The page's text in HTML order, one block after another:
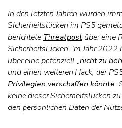
In den letzten Jahren wurden
Sicherheitslücken im PS5
berichtete Threatpost über eine
Sicherheitslücken. Im Jahr 2022
über eine potenziell „nicht zu
und einen weiteren Hack, der
Privilegien verschaffen könnte.
keine dieser Sicherheitslücken
den persönlichen Daten der